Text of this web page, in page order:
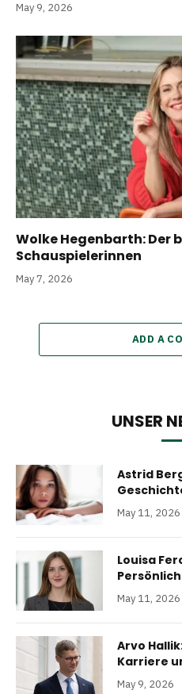
May 9, 2026
Wolke Hegenbarth: Der
Schauspielerinnen
May 7, 2026
ADD A
UNSER
Astrid
May 11, 2026
Louisa
May 11, 2026
Arvo
Karriere
May 9, 2026